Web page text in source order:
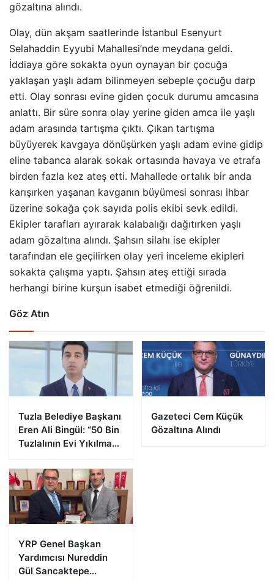
gözaltına alındı.
Olay, dün akşam saatlerinde İstanbul Esenyurt
Selahaddin Eyyubi Mahallesi’nde meydana geldi.
İddiaya göre sokakta oyun oynayan bir çocuğa
yaklaşan yaşlı adam bilinmeyen sebeple çocuğu darp
etti. Olay sonrası evine giden çocuk durumu amcasına
anlattı. Bir süre sonra olay yerine giden amca ile yaşlı
adam arasında tartışma çıktı. Çıkan tartışma
büyüyerek kavgaya dönüşürken yaşlı adam evine gidip
eline tabanca alarak sokak ortasında havaya ve etrafa
birden fazla kez ateş etti. Mahallede ortalık bir anda
karışırken yaşanan kavganın büyümesi sonrası ihbar
üzerine sokağa çok sayıda polis ekibi sevk edildi.
Ekipler tarafları ayırarak kalabalığı dağıtırken yaşlı
adam gözaltına alındı. Şahsın silahı ise ekipler
tarafından ele geçilirken olay yeri inceleme ekipleri
sokakta çalışma yaptı. Şahsın ateş ettiği sırada
herhangi birine kurşun isabet etmediği öğrenildi.
Göz Atın
Tuzla Belediye Başkanı
Eren Ali Bingül: “50 Bin
Tuzlalının Evi Yıkılma
Gazeteci Cem Küçük
Gözaltına Alındı
YRP Genel Başkan
Yardımcısı Nureddin
Gül Sancaktepe